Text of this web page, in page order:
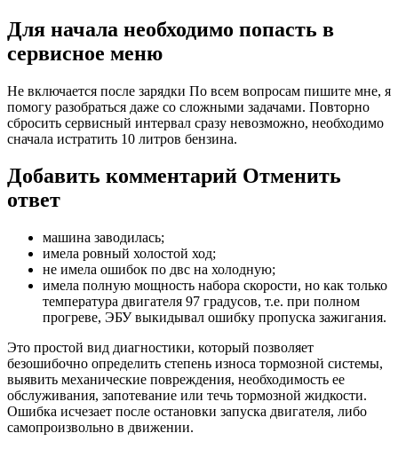
Для начала необходимо попасть в
сервисное меню
Не включается после зарядки По всем вопросам пишите мне, я
помогу разобраться даже со сложными задачами. Повторно
сбросить сервисный интервал сразу невозможно, необходимо
сначала истратить 10 литров бензина.
Добавить комментарий Отменить
ответ
машина заводилась;
имела ровный холостой ход;
не имела ошибок по двс на холодную;
имела полную мощность набора скорости, но как только
температура двигателя 97 градусов, т.е. при полном
прогреве, ЭБУ выкидывал ошибку пропуска зажигания.
Это простой вид диагностики, который позволяет
безошибочно определить степень износа тормозной системы,
выявить механические повреждения, необходимость ее
обслуживания, запотевание или течь тормозной жидкости.
Ошибка исчезает после остановки запуска двигателя, либо
самопроизвольно в движении.